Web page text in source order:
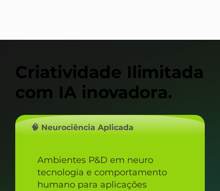
Criatividade Ilimitada
com IA inovadora.
Criatividade Ilimitada
com IA inovadora.
🧠 Neurociência Aplicada
Ambientes P&D em neuro
tecnologia e comportamento
humano para aplicações